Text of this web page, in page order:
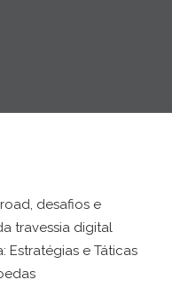
desafios e
travessia digital
Estratégias e Táticas